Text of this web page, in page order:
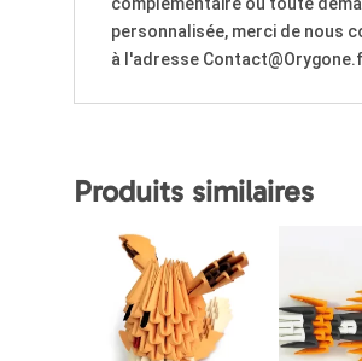
personnalisée, merci de nous
à l'adresse
Produits similaires